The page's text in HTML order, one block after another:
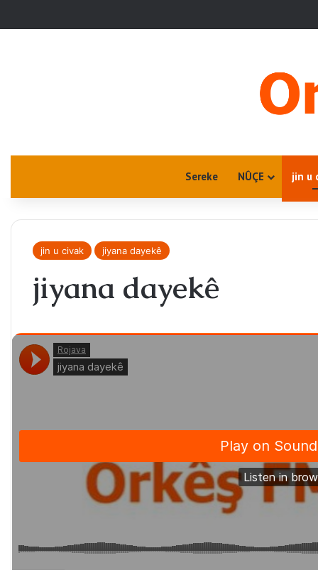
Sereke NÛÇE jin u
jin u civak jiyana dayekê
jiyana dayekê